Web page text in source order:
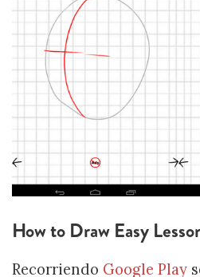
How to Draw Easy
Recorriendo Google Play